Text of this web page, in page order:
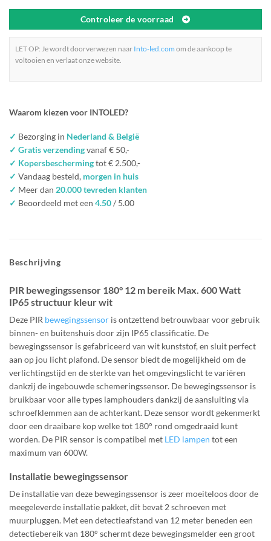
Controleer de voorraad
LET OP: Je wordt doorverwezen naar Into-led.com om de aankoop te
voltooien en verlaat onze website.
Waarom kiezen voor INTOLED?
✓ Bezorging in Nederland & België
✓ Gratis verzendingvanaf € 50,-
✓ Kopersbeschermingtot € 2.500,-
✓ Vandaag besteld, morgen in huis
✓ Meer dan 20.000 tevreden klanten
✓ Beoordeeld met een 4.50/ 5.00
Beschrijving
PIR bewegingssensor 180° 12 m bereik Max. 600 Watt
IP65 structuur kleur wit
Deze PIR bewegingssensor is ontzettend betrouwbaar voor gebruik
binnen- en buitenshuis door zijn IP65 classificatie. De
bewegingssensor is gefabriceerd van wit kunststof, en sluit perfect
aan op jou licht plafond. De sensor biedt de mogelijkheid om de
verlichtingstijd en de sterkte van het omgevingslicht te variëren
dankzij de ingebouwde schemeringssensor. De bewegingssensor is
bruikbaar voor alle types lamphouders dankzij de aansluiting via
schroefklemmen aan de achterkant. Deze sensor wordt gekenmerkt
door een draaibare kop welke tot 180° rond omgedraaid kunt
worden. De PIR sensor is compatibel met LED lampen tot een
maximum van 600W.
Installatie bewegingssensor
De installatie van deze bewegingssensor is zeer moeiteloos door de
meegeleverde installatie pakket, dit bevat 2 schroeven met
muurpluggen. Met een detectieafstand van 12 meter beneden een
detectiebereik van 180° schermt deze bewegingsmelder een groot